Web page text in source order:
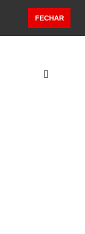
FECHAR